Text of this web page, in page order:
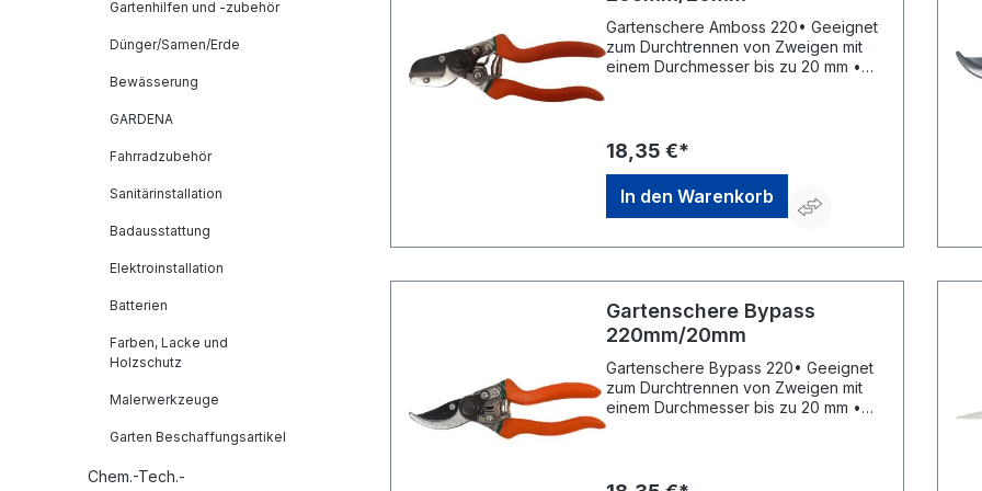
Gartenhilfen und -zubehör
Dünger/Samen/Erde
Bewässerung
GARDENA
Fahrradzubehör
Sanitärinstallation
Badausstattung
Elektroinstallation
Batterien
Farben, Lacke und
Holzschutz
Malerwerkzeuge
Garten Beschaffungsartikel
Chem.-Tech.-
Gartenschere Amboss 220• Geeignet
zum Durchtrennen von Zweigen mit
einem Durchmesser bis zu 20 mm •
und weniger Kraftaufwand beim
Schneiden • Geeignet für die
Bearbeitung von Trocken- und
Totholz • Geeignet für
RechtshänderHersteller: MaKeDO
GmbH, Hohe Straße 62, 44139
21, info@makedo-equipment.de
18,35 €*
In den Warenkorb
Gartenschere Bypass
220mm/20mm
Gartenschere Bypass 220• Geeignet
zum Durchtrennen von Zweigen mit
einem Durchmesser bis zu 20 mm •
und sauberen Schnitt • Geeignet für